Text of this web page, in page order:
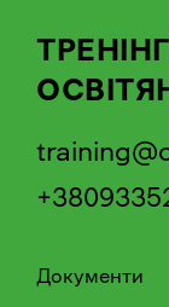
Документи